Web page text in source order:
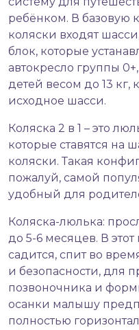
ребёнком. В базовую
коляски входят
блок, которые
автокресло группы
детей весом до 13 кг,
исходное шасси.
Коляска 2 в 1 – это
которые ставятся на
коляски. Такая
пожалуй, самой
удобный для
Коляска-люлька:
до 5-6 месяцев. В
садится, спит во
и безопасности, для
позвоночника и
осанки малышу
полностью